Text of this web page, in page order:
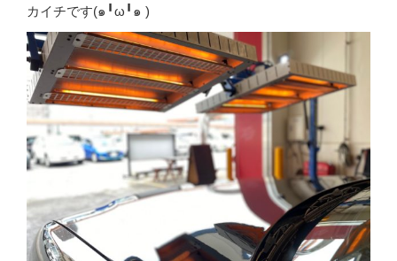
カイチです(๑╹ω╹๑ )